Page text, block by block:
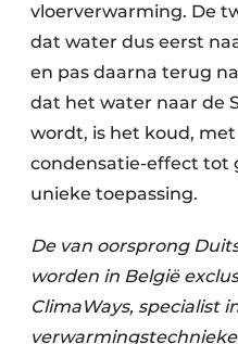
vloerverwarming. De
dat water dus eerst
en pas daarna terug
dat het water naar de
wordt, is het koud,
condensatie-effect tot
unieke toepassing.
De van oorsprong
worden in België
ClimaWays, specialist